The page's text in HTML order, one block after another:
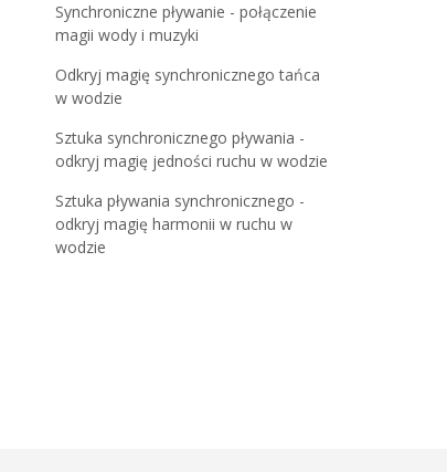
Synchroniczne pływanie - połączenie
magii wody i muzyki
Odkryj magię synchronicznego tańca
w wodzie
Sztuka synchronicznego pływania -
odkryj magię jedności ruchu w wodzie
Sztuka pływania synchronicznego -
odkryj magię harmonii w ruchu w
wodzie